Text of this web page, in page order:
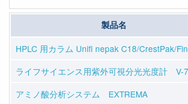
製品名
HPLC 用カラム Unifi nepak C18/CrestPak/
ライフサイエンス用紫外可視分光光度計 V-
アミノ酸分析システム EXTREMA